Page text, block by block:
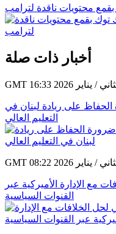
بقمع محتويات ناقدة لترامب
أخبار ذات صلة
على ريادة لبنان في
التعليم العالي
مع الإدارة الأميركية عبر
القنوات السياسية